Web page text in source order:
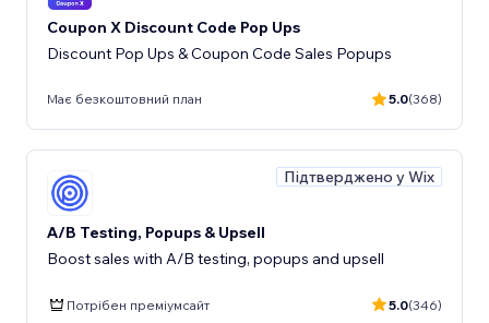
Coupon X Discount Code Pop Ups
Discount Pop Ups & Coupon Code Sales Popups
Має безкоштовний план 5.0(368)
Підтверджено у Wix
A/B Testing, Popups & Upsell
Boost sales with A/B testing, popups and upsell
Потрібен преміумсайт 5.0(346)